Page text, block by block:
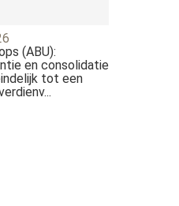
(ABU):
en consolidatie
tot een